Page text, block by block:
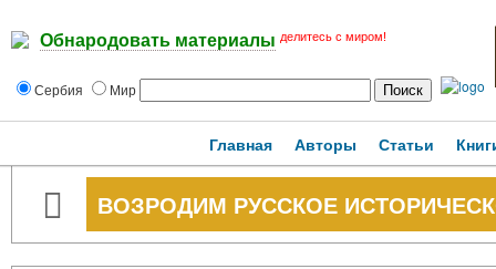
Обнародовать материалы делитесь с миром!
Сербия Мир
Главная Авторы Статьи
ВОЗРОДИМ РУССКОЕ